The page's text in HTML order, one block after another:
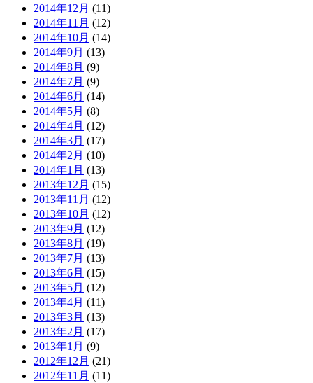
2014年12月 (11)
2014年11月 (12)
2014年10月 (14)
2014年9月 (13)
2014年8月 (9)
2014年7月 (9)
2014年6月 (14)
2014年5月 (8)
2014年4月 (12)
2014年3月 (17)
2014年2月 (10)
2014年1月 (13)
2013年12月 (15)
2013年11月 (12)
2013年10月 (12)
2013年9月 (12)
2013年8月 (19)
2013年7月 (13)
2013年6月 (15)
2013年5月 (12)
2013年4月 (11)
2013年3月 (13)
2013年2月 (17)
2013年1月 (9)
2012年12月 (21)
2012年11月 (11)